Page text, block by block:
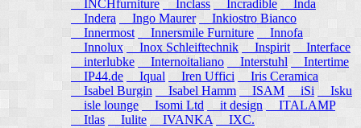
INCHfurniture
Inclass Incradible
Inda
Indera
Ingo Maurer
Inkiostro Bianco
Innermost
Innersmile Furniture
Innofa
Innolux
Inox Schleiftechnik Inspirit
Interface
interlubke
Internoitaliano Interstuhl
Intertime
IP44.de
Iqual Iren Uffici
Iris Ceramica
Isabel Burgin
Isabel Hamm ISAM iSi Isku
isle lounge
Isomi Ltd it design
ITALAMP
Itlas
Iulite IVANKA IXC.